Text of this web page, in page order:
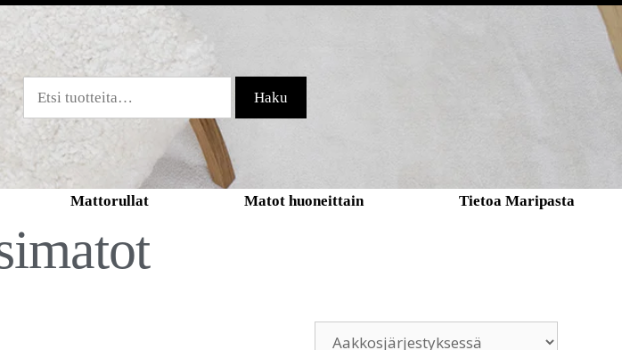
Haku
Mattorullat Matot huoneittain Tietoa Maripasta